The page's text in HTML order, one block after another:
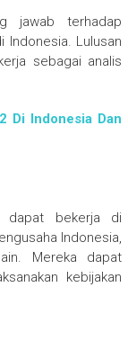
jawab terhadap
Indonesia. Lulusan
sebagai analis
Di Indonesia Dan
dapat bekerja di
Indonesia,
Mereka dapat
kebijakan